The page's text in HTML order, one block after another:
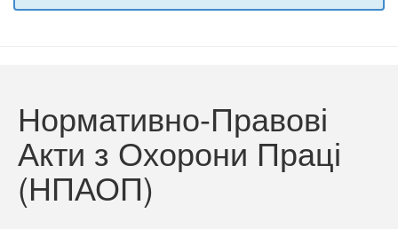
Нормативно-Правові
Акти з Охорони Праці
(НПАОП)